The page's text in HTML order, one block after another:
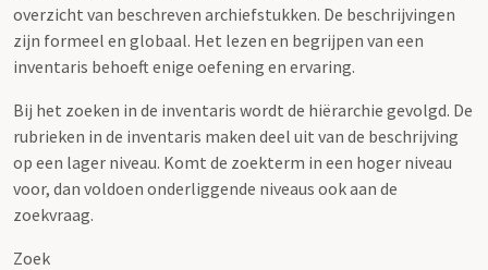
overzicht van beschreven archiefstukken. De beschrijvingen
zijn formeel en globaal. Het lezen en begrijpen van een
inventaris behoeft enige oefening en ervaring.
Bij het zoeken in de inventaris wordt de hiërarchie gevolgd. De
rubrieken in de inventaris maken deel uit van de beschrijving
op een lager niveau. Komt de zoekterm in een hoger niveau
voor, dan voldoen onderliggende niveaus ook aan de
zoekvraag.
Zoek